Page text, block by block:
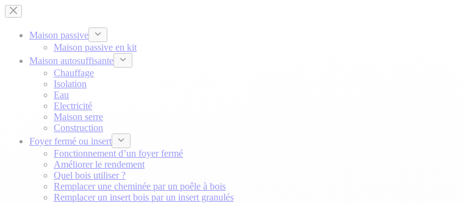
Passer
au
contenuMaison passive
Maison passive en kit
Maison autosuffisante
Chauffage
Isolation
Eau
Electricité
Maison serre
Construction
Foyer fermé ou insert
Fonctionnement d’un foyer fermé
Améliorer le rendement
Quel bois utiliser ?
Remplacer une cheminée par un poêle à bois
Remplacer un insert bois par un insert granulés